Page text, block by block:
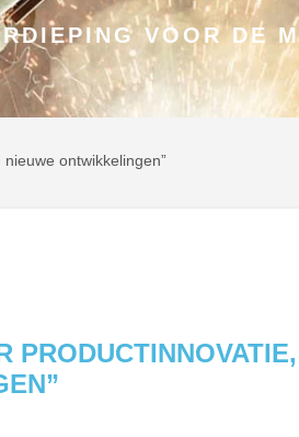
VOOR DE
ontwikkelingen”